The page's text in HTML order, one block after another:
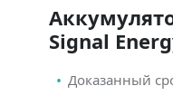
Signal
Доказанный